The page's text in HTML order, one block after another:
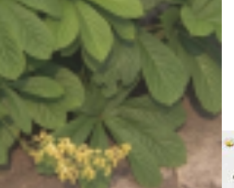
astilbe
aesculifolia
onze nieuwsbrief